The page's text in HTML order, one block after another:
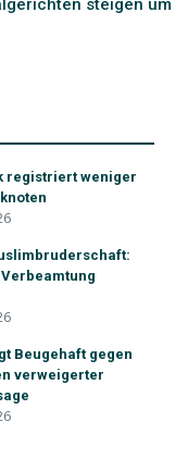
steigen um
registriert weniger
Beugehaft gegen
verweigerter